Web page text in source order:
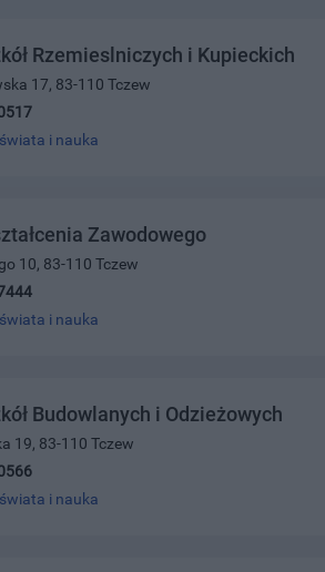
Rzemieslniczych i Kupieckich
17, 83-110 Tczew
i nauka
Zawodowego
10, 83-110 Tczew
i nauka
Budowlanych i Odzieżowych
19, 83-110 Tczew
i nauka